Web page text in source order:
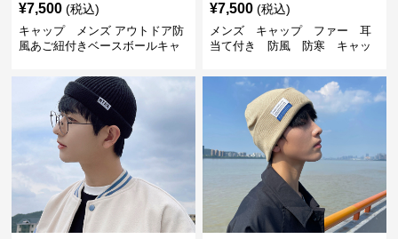
¥7,500 (税込)
キャップ メンズ アウトドア防
風あご紐付きベースボールキャ
¥7,500 (税込)
メンズ キャップ ファー 耳
当て付き 防風 防寒 キャッ